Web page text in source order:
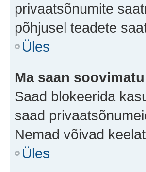
privaatsõnumite
põhjusel teadete
Üles
Ma saan
Saad blokeerida
saad
Nemad võivad
Üles